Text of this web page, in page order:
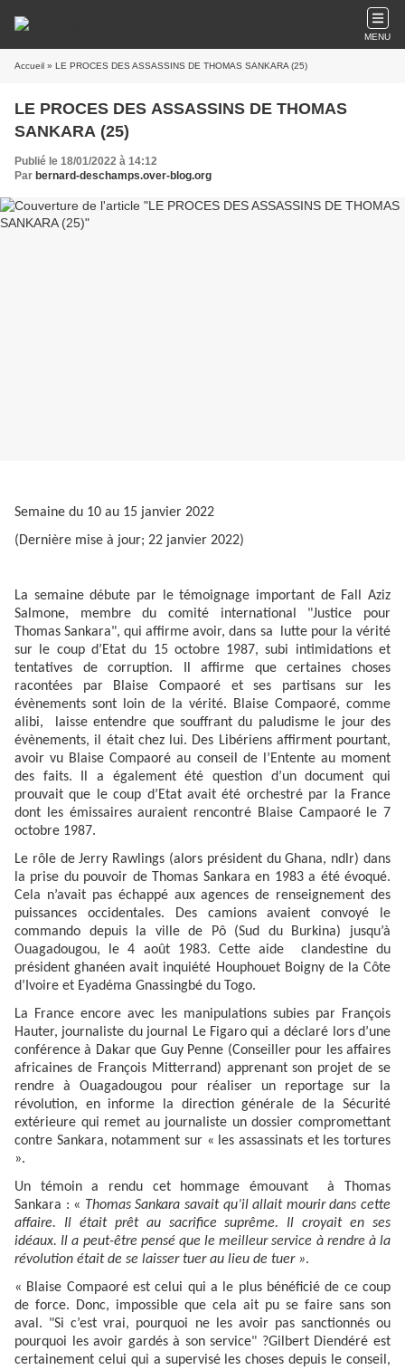
MENU
Accueil » LE PROCES DES ASSASSINS DE THOMAS SANKARA (25)
LE PROCES DES ASSASSINS DE THOMAS
SANKARA (25)
Publié le 18/01/2022 à 14:12
Par bernard-deschamps.over-blog.org
Semaine du 10 au 15 janvier 2022
(Dernière mise à jour; 22 janvier 2022)
La semaine débute par le témoignage important de Fall Aziz
Salmone, membre du comité international "Justice pour
Thomas Sankara", qui affirme avoir, dans sa lutte pour la vérité
sur le coup d’Etat du 15 octobre 1987, subi intimidations et
tentatives de corruption. Il affirme que certaines choses
racontées par Blaise Compaoré et ses partisans sur les
évènements sont loin de la vérité. Blaise Compaoré, comme
alibi, laisse entendre que souffrant du paludisme le jour des
évènements, il était chez lui. Des Libériens affirment pourtant,
avoir vu Blaise Compaoré au conseil de l’Entente au moment
des faits. Il a également été question d’un document qui
prouvait que le coup d’Etat avait été orchestré par la France
dont les émissaires auraient rencontré Blaise Campaoré le 7
octobre 1987.
Le rôle de Jerry Rawlings (alors président du Ghana, ndlr) dans
la prise du pouvoir de Thomas Sankara en 1983 a été évoqué.
Cela n’avait pas échappé aux agences de renseignement des
puissances occidentales. Des camions avaient convoyé le
commando depuis la ville de Pô (Sud du Burkina) jusqu’à
Ouagadougou, le 4 août 1983. Cette aide clandestine du
président ghanéen avait inquiété Houphouet Boigny de la Côte
d’Ivoire et Eyadéma Gnassingbé du Togo.
La France encore avec les manipulations subies par François
Hauter, journaliste du journal Le Figaro qui a déclaré lors d’une
conférence à Dakar que Guy Penne (Conseiller pour les affaires
africaines de François Mitterrand) apprenant son projet de se
rendre à Ouagadougou pour réaliser un reportage sur la
révolution, en informe la direction générale de la Sécurité
extérieure qui remet au journaliste un dossier compromettant
contre Sankara, notamment sur « les assassinats et les tortures
».
Un témoin a rendu cet hommage émouvant à Thomas
Sankara : « Thomas Sankara savait qu’il allait mourir dans cette
affaire. Il était prêt au sacrifice suprême. Il croyait en ses
idéaux. Il a peut-être pensé que le meilleur service à rendre à la
révolution était de se laisser tuer au lieu de tuer ».
« Blaise Compaoré est celui qui a le plus bénéficié de ce coup
de force. Donc, impossible que cela ait pu se faire sans son
aval. "Si c’est vrai, pourquoi ne les avoir pas sanctionnés ou
pourquoi les avoir gardés à son service" ?Gilbert Diendéré est
certainement celui qui a supervisé les choses depuis le conseil,